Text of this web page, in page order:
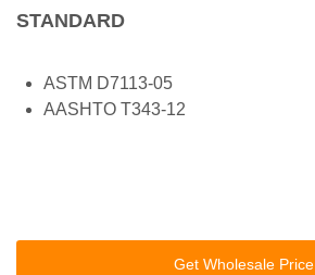
STANDARD
ASTM D7113-05
AASHTO T343-12
Get Wholesale Price